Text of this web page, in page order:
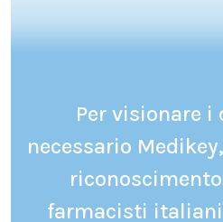
Per visionare i
necessario
farmacisti